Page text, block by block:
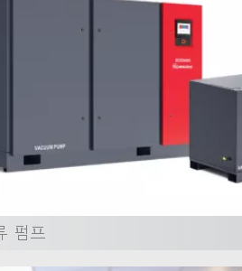
펌프